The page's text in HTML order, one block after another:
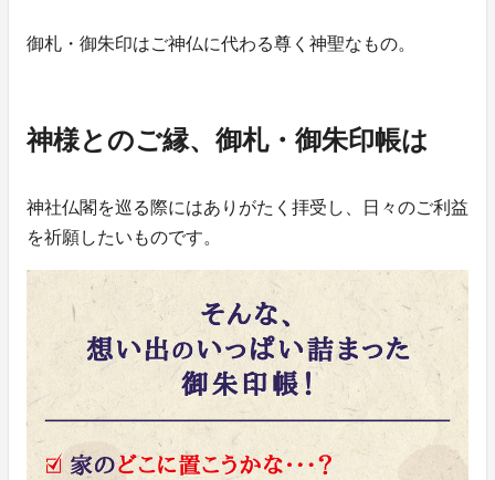
御札・御朱印はご神仏に代わる尊く神聖なもの。
神様とのご縁、御札・御朱印帳は
神社仏閣を巡る際にはありがたく拝受し、日々のご利益
を祈願したいものです。